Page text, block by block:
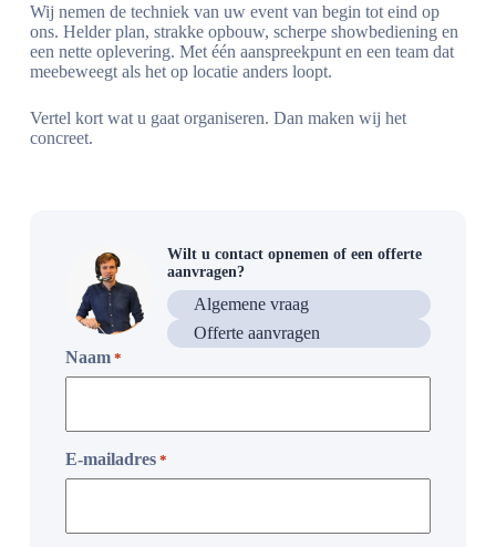
Wilt u contact opnemen of een offerte
aanvragen?
Algemene vraag
Offerte aanvragen
Naam *
E-mailadres *
Wij nemen de techniek van uw event van begin tot eind op
ons. Helder plan, strakke opbouw, scherpe showbediening en
een nette oplevering. Met één aanspreekpunt en een team dat
meebeweegt als het op locatie anders loopt.
Vertel kort wat u gaat organiseren. Dan maken wij het
concreet.